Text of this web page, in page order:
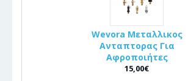
Wevora Μεταλλικος
Ανταπτορας Για
Αφροποιήτες
15,00€